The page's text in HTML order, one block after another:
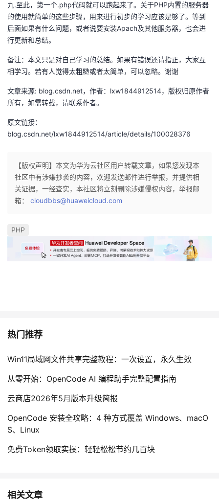
九.至此，第一个.php代码就可以跑起来了。关于PHP内置的服务器
的使用就简单的这些步骤，用来进行初步的学习应该是够了。等到
后面如果有什么问题，或者说要安装Apach及其他服务器，也会进
行更新和总结。
备注：本文只是对自己学习的总结。如果有错误还请指正，大家互
相学习。若有人觉得太粗糙或者太简单，可以忽略。谢谢
文章来源: blog.csdn.net，作者：lxw1844912514，版权归原作者
所有，如需转载，请联系作者。
原文链接：
blog.csdn.net/lxw1844912514/article/details/100028376
【版权声明】本文为华为云社区用户转载文章，如果您发现本
社区中有涉嫌抄袭的内容，欢迎发送邮件进行举报，并提供相
关证据，一经查实，本社区将立刻删除涉嫌侵权内容，举报邮
箱： cloudbbs@huaweicloud.com
PHP
热门推荐
Win11局域网文件共享完整教程：一次设置，永久生效
从零开始：OpenCode AI 编程助手完整配置指南
云商店2026年5月版本升级简报
OpenCode 安装全攻略：4 种方式覆盖 Windows、macO
S、Linux
免费Token领取实操：轻轻松松节约几百块
相关文章